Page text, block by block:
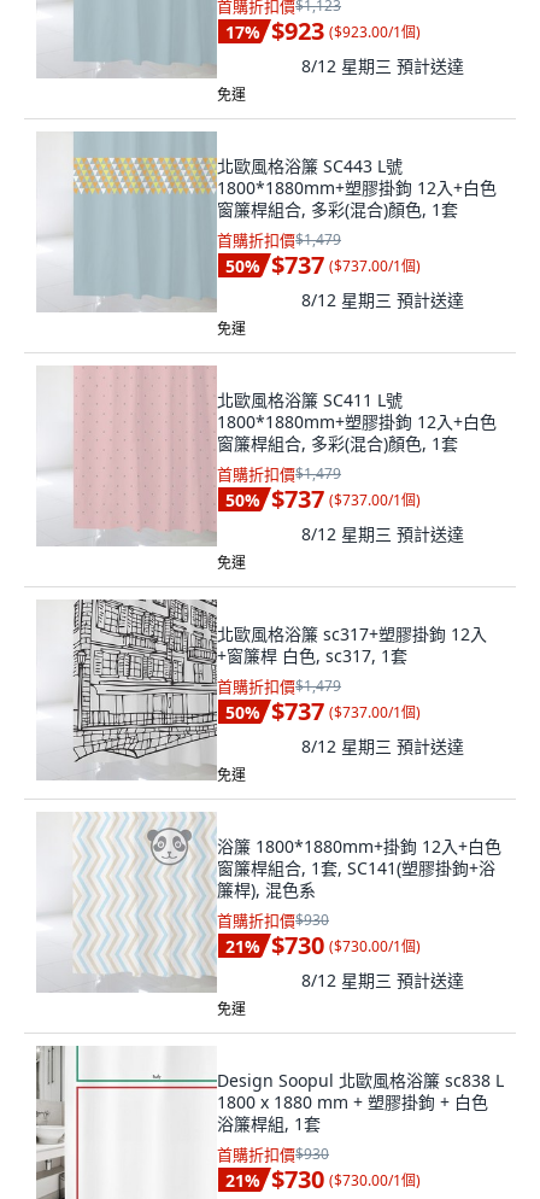
首購折扣價$1,123
17% $923 ($923.00/1個)
8/12 星期三 預計送達
免運
北歐風格浴簾 SC443 L號
1800*1880mm+塑膠掛鉤 12入+白色
窗簾桿組合, 多彩(混合)顏色, 1套
首購折扣價$1,479
50% $737 ($737.00/1個)
8/12 星期三 預計送達
免運
北歐風格浴簾 SC411 L號
1800*1880mm+塑膠掛鉤 12入+白色
窗簾桿組合, 多彩(混合)顏色, 1套
首購折扣價$1,479
50% $737 ($737.00/1個)
8/12 星期三 預計送達
免運
北歐風格浴簾 sc317+塑膠掛鉤 12入
+窗簾桿 白色, sc317, 1套
首購折扣價$1,479
50% $737 ($737.00/1個)
8/12 星期三 預計送達
免運
浴簾 1800*1880mm+掛鉤 12入+白色
窗簾桿組合, 1套, SC141(塑膠掛鉤+浴
簾桿), 混色系
首購折扣價$930
21% $730 ($730.00/1個)
8/12 星期三 預計送達
免運
Design Soopul 北歐風格浴簾 sc838 L
1800 x 1880 mm + 塑膠掛鉤 + 白色
浴簾桿組, 1套
首購折扣價$930
21% $730 ($730.00/1個)